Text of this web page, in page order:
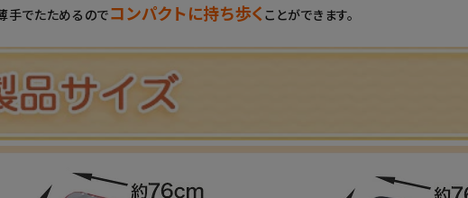
手でたためるのでコンパクトに持ち歩くことができます。